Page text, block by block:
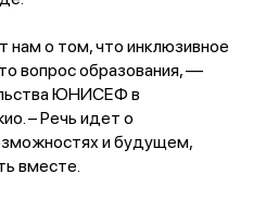
нам о том, что инклюзивное
вопрос образования, —
ЮНИСЕФ в
– Речь идет о
и будущем,
вместе.